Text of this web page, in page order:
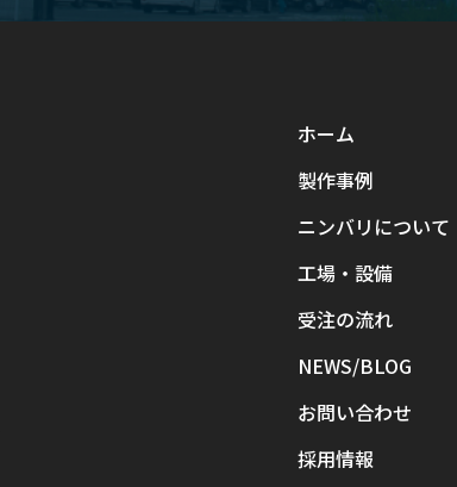
ホーム
製作事例
ニンバリについて
工場・設備
受注の流れ
NEWS/BLOG
お問い合わせ
採用情報